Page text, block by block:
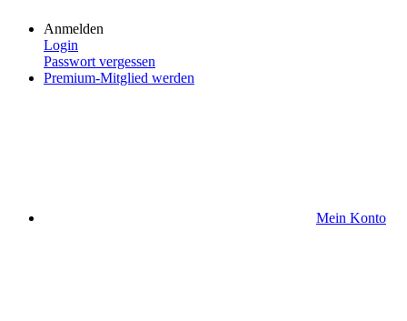
Anmelden
Login
Passwort vergessen
Premium-Mitglied werden
Mein Konto